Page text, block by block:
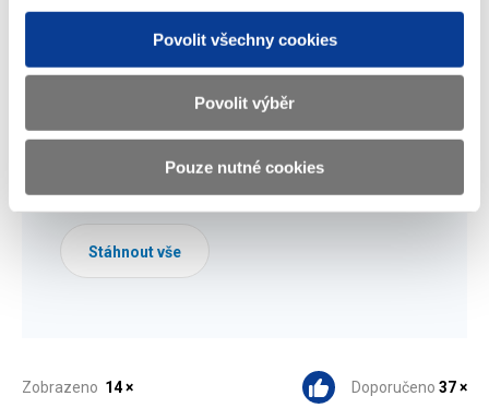
Povolit všechny cookies
Povolit výběr
Pouze nutné cookies
spořicího státního dluhopisu České
republiky, 2013–2020 II, formou
reinvestice výnosu
Stáhnout vybrané (0)
Stáhnout vše
Zobrazeno 14 × Doporučeno 37 ×